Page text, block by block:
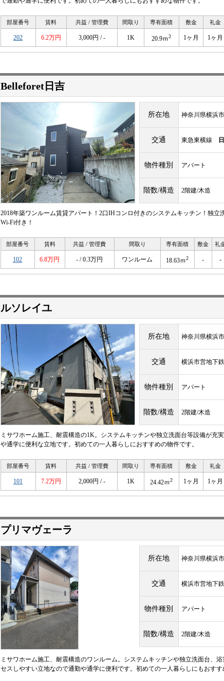
部屋番号 賃料 共益 / 管理費 間取り 専有面積 敷金 礼金
202 6.2万円 3,000円 / - 1K 20.9ｍ2 1ヶ月 1ヶ月
Belleforet日吉
所在地 神奈川県横浜
交通 東急東横線
物件種別 アパート
階数/構造 2階建/木造
2018年築ワンルーム賃貸アパート！2口IHコンロ付きのシステムキッチン！独
Wi-Fi付き！
部屋番号 賃料 共益 / 管理費 間取り 専有面積 敷金 礼
102 6.8万円 - / 0.3万円 ワンルーム 18.63ｍ2 - -
ルソレイユ
所在地 神奈川県横浜
交通 横浜市営地下
物件種別 アパート
階数/構造 2階建/木造
ミサワホーム施工、耐震構造の1K。システムキッチンや独立洗面台等設備が充
や通学に便利な立地です。初めての一人暮らしにおすすめの物件です。
部屋番号 賃料 共益 / 管理費 間取り 専有面積 敷金 礼金
101 7.2万円 2,000円 / - 1K 24.42ｍ2 1ヶ月 1ヶ月
プリマヴェーラ
所在地 神奈川県横浜
交通 横浜市営地下
物件種別 アパート
階数/構造 2階建/木造
ミサワホーム施工、耐震構造のワンルーム。システムキッチンや独立洗面台、
セスしやすい立地なので通勤や通学に便利です。初めての一人暮らしにもおすす